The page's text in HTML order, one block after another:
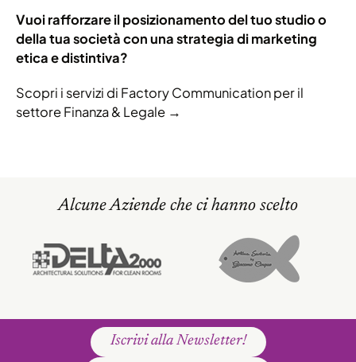
Vuoi rafforzare il posizionamento del tuo studio o
della tua società con una strategia di marketing
etica e distintiva?
Scopri i servizi di Factory Communication per il
settore Finanza & Legale →
Alcune Aziende che ci hanno scelto
Iscrivi alla Newsletter!